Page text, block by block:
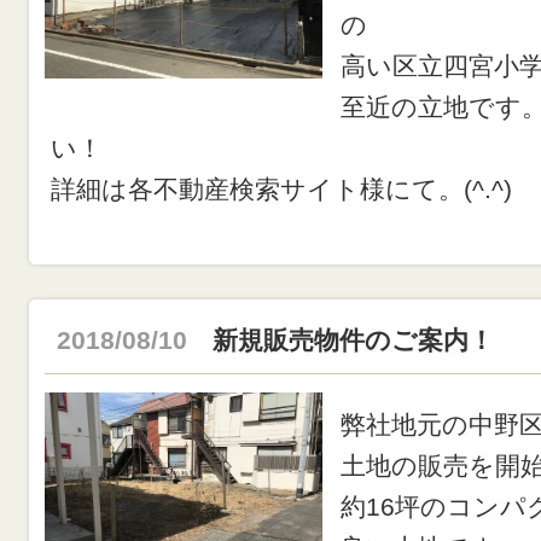
の
高い区立四宮小
至近の立地です
い！
詳細は各不動産検索サイト様にて。(^.^)
2018/08/10 新規販売物件のご案内！
弊社地元の中野
土地の販売を開
約16坪のコンパ